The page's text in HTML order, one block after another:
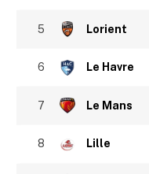
5 Lorient
6 Le Havre
7 Le Mans
8 Lille